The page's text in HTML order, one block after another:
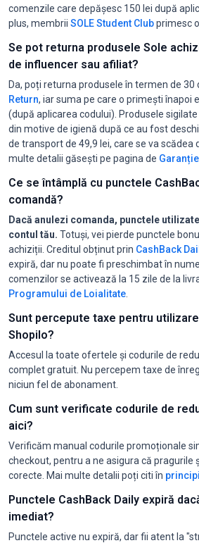
comenzile care depășesc 150 lei după
plus, membrii SOLE Student Clubprimesc
Se pot returna produsele Sole
de influencer sau afiliat?
Da, poți returna produsele în termen de 30
Return, iar suma pe care o primești înapoi
(după aplicarea codului). Produsele
din motive de igienă după ce au fost
de transport de 49,9 lei, care se va scădea
multe detalii găsești pe pagina de
Ce se întâmplă cu punctele
comandă?
Dacă anulezi comanda, punctele
contul tău. Totuși, vei pierde punctele
achiziții. Creditul obținut prin CashBack
expiră, dar nu poate fi preschimbat în
comenzilor se activează la 15 zile de la
Programului de Loialitate
Sunt percepute taxe pentru
Shopilo?
Accesul la toate ofertele și codurile de
complet gratuit. Nu percepem taxe de
niciun fel de abonament.
Cum sunt verificate codurile de
aici?
Verificăm manual codurile promoționale
checkout, pentru a ne asigura că pragurile
corecte. Mai multe detalii poți citi în
Punctele CashBack Daily expiră
imediat?
Punctele active nu expiră, dar fii atent la